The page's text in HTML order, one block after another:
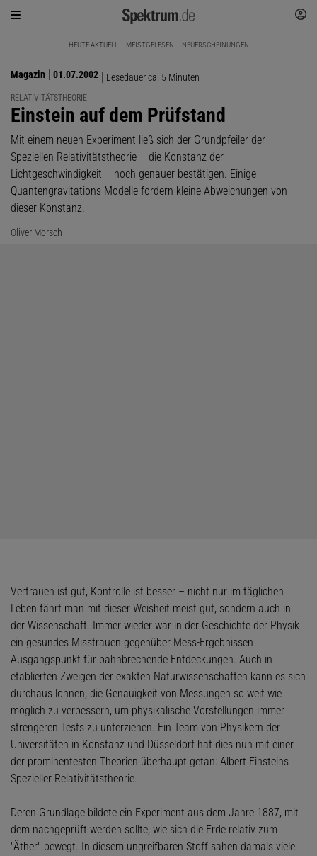
HEUTE AKTUELL MEISTGELESEN NEUERSCHEINUNGEN
Magazin 01.07.2002 Lesedauer ca. 5 Minuten
RELATIVITÄTSTHEORIE
:
Einstein auf dem Prüfstand
Mit einem neuen Experiment ließ sich der Grundpfeiler der
Speziellen Relativitätstheorie – die Konstanz der
Lichtgeschwindigkeit – noch genauer bestätigen. Einige
Quantengravitations-Modelle fordern kleine Abweichungen von
dieser Konstanz.
Oliver Morsch
Vertrauen ist gut, Kontrolle ist besser – nicht nur im täglichen
Leben fährt man mit dieser Weisheit meist gut, sondern auch in
der Wissenschaft. Immer wieder war in der Geschichte der Physik
ein gesundes Misstrauen gegenüber Mess-Ergebnissen
Ausgangspunkt für bahnbrechende Entdeckungen. Auch in
etablierten Zweigen der exakten Naturwissenschaften kann es sich
durchaus lohnen, die Genauigkeit von Messungen so weit wie
möglich zu verbessern, um physikalische Vorstellungen immer
strengeren Tests zu unterziehen. Ein Team von Physikern der
Universitäten in Konstanz und Düsseldorf hat dies nun mit einer
der prominentesten Theorien überhaupt getan: Albert Einsteins
Spezieller Relativitätstheorie.
Deren Grundlage bildete ein Experiment aus dem Jahre 1887, mit
dem nachgeprüft werden sollte, wie sich die Erde relativ zum
"Äther" bewegt. In diesem ungreifbaren Stoff sahen damals viele